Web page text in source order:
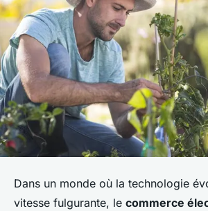
Dans un monde où la technologie
vitesse fulgurante, le commerce